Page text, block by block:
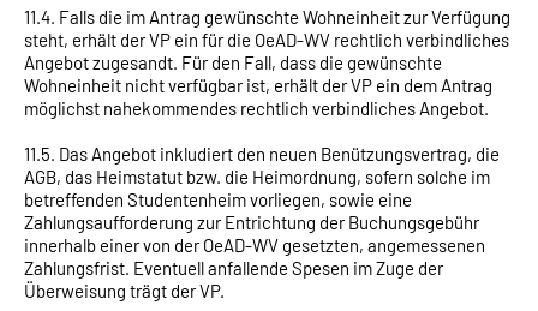
11.4. Falls die im Antrag gewünschte Wohneinheit zur Verfügung
steht, erhält der VP ein für die OeAD-WV rechtlich verbindliches
Angebot zugesandt. Für den Fall, dass die gewünschte
Wohneinheit nicht verfügbar ist, erhält der VP ein dem Antrag
möglichst nahekommendes rechtlich verbindliches Angebot.
11.5. Das Angebot inkludiert den neuen Benützungsvertrag, die
AGB, das Heimstatut bzw. die Heimordnung, sofern solche im
betreffenden Studentenheim vorliegen, sowie eine
Zahlungsaufforderung zur Entrichtung der Buchungsgebühr
innerhalb einer von der OeAD-WV gesetzten, angemessenen
Zahlungsfrist. Eventuell anfallende Spesen im Zuge der
Überweisung trägt der VP.